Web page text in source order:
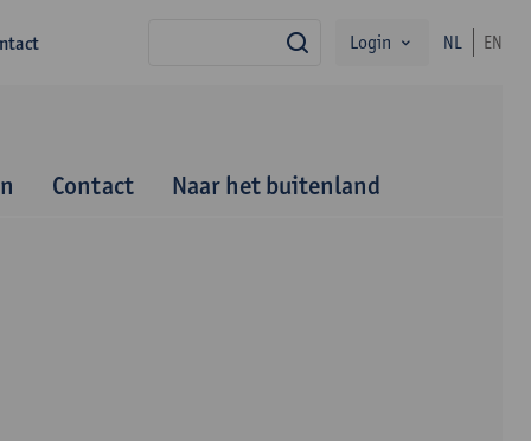
zoekLogin NL EN
Contact Naar het buitenland